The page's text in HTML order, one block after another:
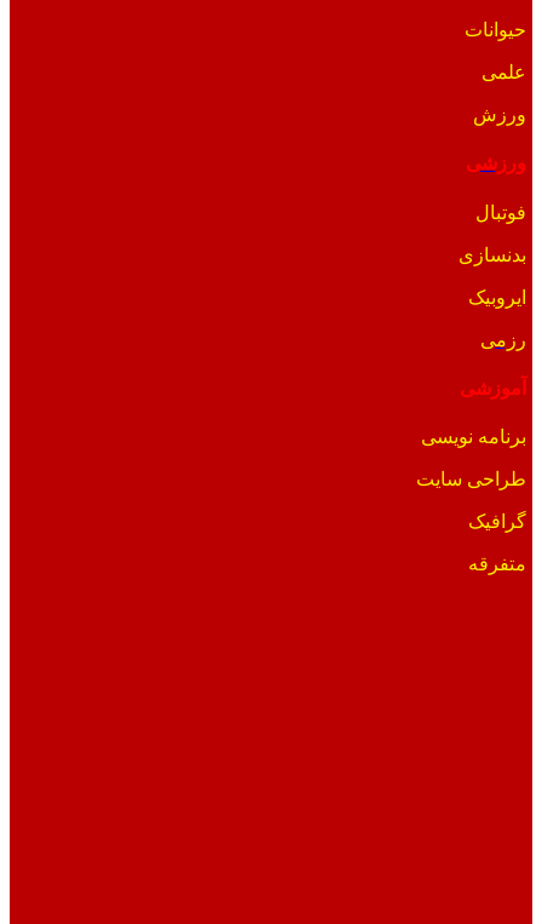
حیوانات
علمی
ورزش
ورزشی
فوتبال
بدنسازی
ایروبیک
رزمی
آموزشی
برنامه نویسی
طراحی سایت
گرافیک
متفرقه